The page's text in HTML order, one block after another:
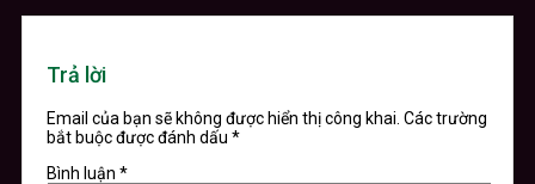
Trả lời
Email của bạn sẽ không được hiển thị công khai. Các trường
bắt buộc được đánh dấu *
Bình luận *